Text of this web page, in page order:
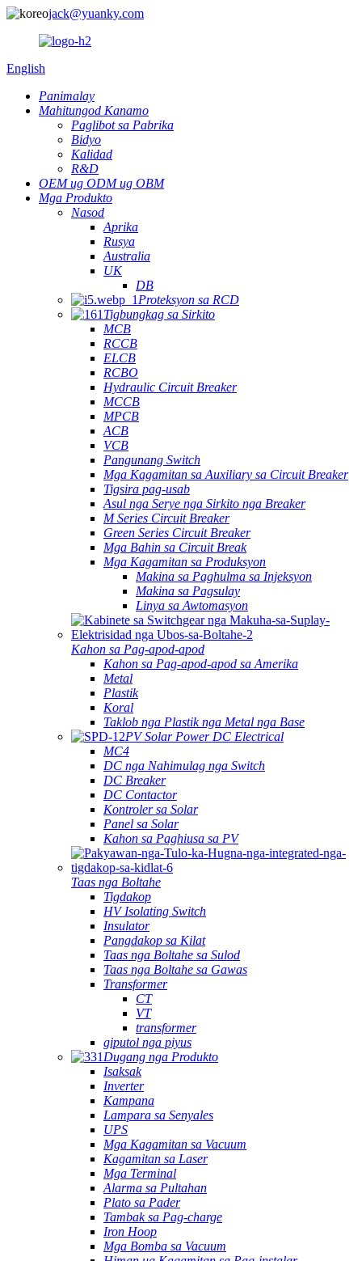
jack@yuanky.com
English
Panimalay
Mahitungod Kanamo
Paglibot sa Pabrika
Bidyo
Kalidad
R&D
OEM ug ODM ug OBM
Mga Produkto
Nasod
Aprika
Rusya
Australia
UK
DB
Proteksyon sa RCD
Tigbungkag sa Sirkito
MCB
RCCB
ELCB
RCBO
Hydraulic Circuit Breaker
MCCB
MPCB
ACB
VCB
Pangunang Switch
Mga Kagamitan sa Auxiliary sa Circuit Breaker
Tigsira pag-usab
Asul nga Serye nga Sirkito nga Breaker
M Series Circuit Breaker
Green Series Circuit Breaker
Mga Bahin sa Circuit Break
Mga Kagamitan sa Produksyon
Makina sa Paghulma sa Injeksyon
Makina sa Pagsulay
Linya sa Awtomasyon
Kahon sa Pag-apod-apod
Kahon sa Pag-apod-apod sa Amerika
Metal
Plastik
Koral
Taklob nga Plastik nga Metal nga Base
PV Solar Power DC Electrical
MC4
DC nga Nahimulag nga Switch
DC Breaker
DC Contactor
Kontroler sa Solar
Panel sa Solar
Kahon sa Paghiusa sa PV
Taas nga Boltahe
Tigdakop
HV Isolating Switch
Insulator
Pangdakop sa Kilat
Taas nga Boltahe sa Sulod
Taas nga Boltahe sa Gawas
Transformer
CT
VT
transformer
giputol nga piyus
Dugang nga Produkto
Isaksak
Inverter
Kampana
Lampara sa Senyales
UPS
Mga Kagamitan sa Vacuum
Kagamitan sa Laser
Mga Terminal
Alarma sa Pultahan
Plato sa Pader
Tambak sa Pag-charge
Iron Hoop
Mga Bomba sa Vacuum